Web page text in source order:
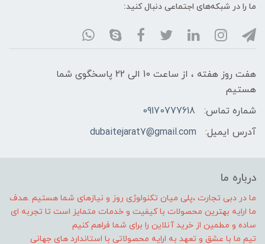
ما را در شبکه‌های اجتماعی دنبال کنید:
هفت روز هفته ، از ساعت 10 الی 22 پاسخگوی شما
هستیم
شماره تماس:
09170777618
آدرس ایمیل:
dubaitejarat7@gmail.com
درباره ما
ما در دبی تجارت ،پلی میان تکنولوژی روز و نیازهای شما هستیم .هدف
ما ارایه بهترین محصولات با کیفیت و خدمات متمایز است تا تجربه ای
ساده و مطمین از خرید آنلاین را برای شما فراهم کنیم
تیم ما با عشق و تعهد به ارایه محصولاتی با استاندارد های جهانی